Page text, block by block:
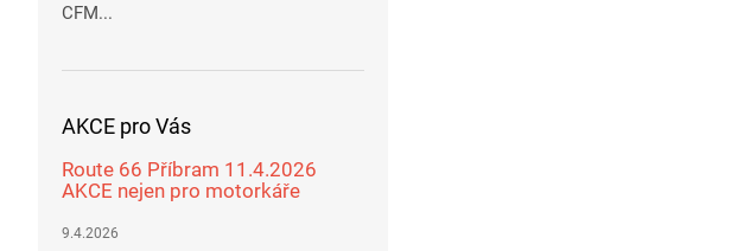
CFM...
AKCE pro Vás
Route 66 Příbram 11.4.2026
AKCE nejen pro motorkáře
9.4.2026